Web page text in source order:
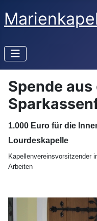
Spende aus
1.000 Euro für die
Lourdeskapelle
Kapellenvereinsvorsitzender
Arbeiten